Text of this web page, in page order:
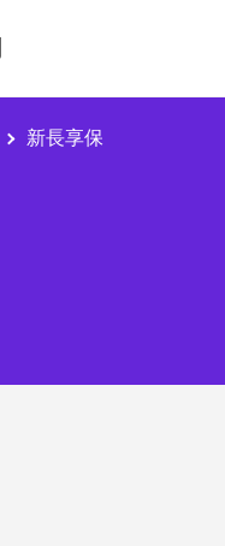
新長享保